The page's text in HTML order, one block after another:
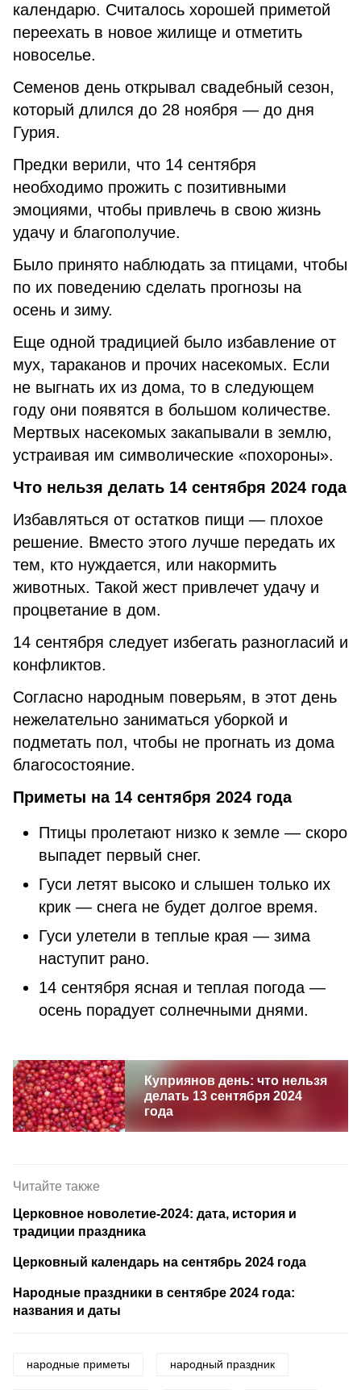
календарю. Считалось хорошей приметой
переехать в новое жилище и отметить
новоселье.
Семенов день открывал свадебный сезон,
который длился до 28 ноября — до дня
Гурия.
Предки верили, что 14 сентября
необходимо прожить с позитивными
эмоциями, чтобы привлечь в свою жизнь
удачу и благополучие.
Было принято наблюдать за птицами, чтобы
по их поведению сделать прогнозы на
осень и зиму.
Еще одной традицией было избавление от
мух, тараканов и прочих насекомых. Если
не выгнать их из дома, то в следующем
году они появятся в большом количестве.
Мертвых насекомых закапывали в землю,
устраивая им символические «похороны».
Что нельзя делать 14 сентября 2024 года
Избавляться от остатков пищи — плохое
решение. Вместо этого лучше передать их
тем, кто нуждается, или накормить
животных. Такой жест привлечет удачу и
процветание в дом.
14 сентября следует избегать разногласий и
конфликтов.
Согласно народным поверьям, в этот день
нежелательно заниматься уборкой и
подметать пол, чтобы не прогнать из дома
благосостояние.
Приметы на 14 сентября 2024 года
Птицы пролетают низко к земле — скоро
выпадет первый снег.
Гуси летят высоко и слышен только их
крик — снега не будет долгое время.
Гуси улетели в теплые края — зима
наступит рано.
14 сентября ясная и теплая погода —
осень порадует солнечными днями.
Куприянов день: что нельзя
делать 13 сентября 2024
года
Читайте также
Церковное новолетие-2024: дата, история и
традиции праздника
Церковный календарь на сентябрь 2024 года
Народные праздники в сентябре 2024 года:
названия и даты
народные приметы народный праздник